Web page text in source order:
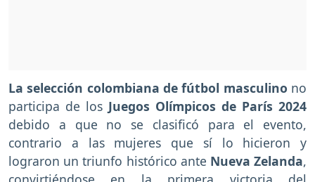
La selección colombiana de fútbol masculino no
participa de los Juegos Olímpicos de París 2024
debido a que no se clasificó para el evento,
contrario a las mujeres que sí lo hicieron y
lograron un triunfo histórico ante Nueva Zelanda,